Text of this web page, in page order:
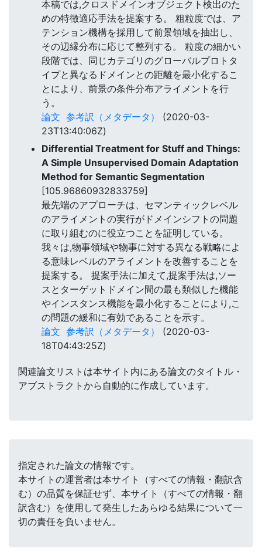
本稿では,クロスドメインオブジェクト検出のた
めの特徴適応手法を提案する。 粗粒度では、ア
テンション機構を採用して前景領域を抽出し、
その辺縁分布に応じて整列する。 粒度の細かい
段階では、同じカテゴリのグローバルプロトタ
イプと異なるドメインとの距離を最小化するこ
とにより、前景の条件分布アライメントを行
う。
論文 参考訳（メタデータ）
(2020-03-
23T13:40:06Z)
Differential Treatment for Stuff and Things:
A Simple Unsupervised Domain Adaptation
Method for Semantic Segmentation
[105.96860932833759]
最先端のアプローチは、セマンティックレベル
のアライメントの実行がドメインシフトの問題
に取り組むのに役立つことを証明している。
我々は,物事領域や物事に対する異なる戦略によ
る意味レベルのアライメントを改善することを
提案する。 提案手法に加えて,提案手法は,ソー
スとターゲットドメイン間の最も類似した機能
やインスタンス機能を最小化することにより,こ
の問題の緩和に有効であることを示す。
論文 参考訳（メタデータ）
(2020-03-
18T04:43:25Z)
関連論文リストは本サイト内にある論文のタイトル・
アブストラクトから自動的に作成しています。
指定された論文の情報です。
本サイトの運営者は本サイト（すべての情報・翻訳含
む）の品質を保証せず、本サイト（すべての情報・翻
訳含む）を使用して発生したあらゆる結果について一
切の責任を負いません。